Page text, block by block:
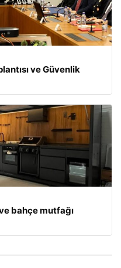
ve Güvenlik
bahçe mutfağı